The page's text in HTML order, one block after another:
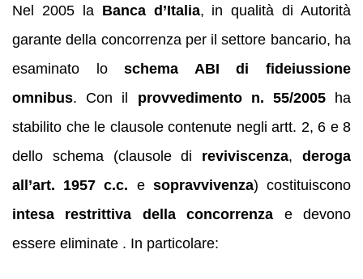
Nel 2005 la Banca d’Italia, in qualità di Autorità
garante della concorrenza per il settore bancario, ha
esaminato loschema ABI di fideiussione
omnibus. Con il provvedimento n. 55/2005ha
stabilito che le clausole contenute negli artt. 2, 6 e 8
dello schema (clausole di reviviscenza,deroga
all’art. 1957 c.c. e sopravvivenza) costituiscono
intesa restrittiva della concorrenza e devono
essere eliminate . In particolare: